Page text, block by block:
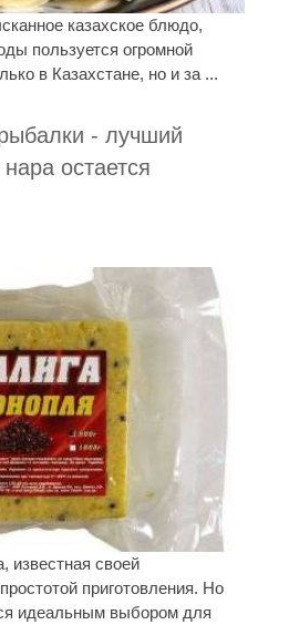
казахское блюдо,
пользуется огромной
в Казахстане, но и за ...
- лучший
остается
известная своей
приготовления. Но
идеальным выбором для